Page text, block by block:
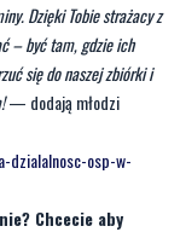
— dodają młodzi
dzialalnosc-osp-w-
Chcecie aby
na Wasze
redakcją za